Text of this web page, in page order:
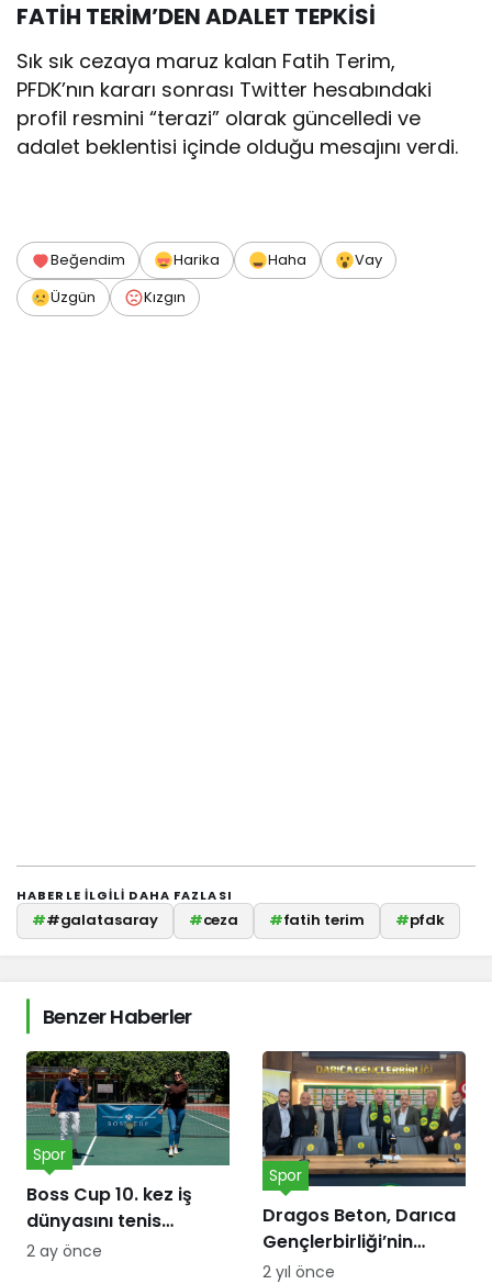
FATİH TERİM’DEN ADALET TEPKİSİ
Sık sık cezaya maruz kalan Fatih Terim,
PFDK’nın kararı sonrası Twitter hesabındaki
profil resmini “terazi” olarak güncelledi ve
adalet beklentisi içinde olduğu mesajını verdi.
Beğendim Harika Haha
Vay
Üzgün
Kızgın
HABERLE ILGILI DAHA FAZLASI
##galatasaray #ceza #fatih terim #pfdk
Benzer Haberler
Boss Cup 10. kez iş
dünyasını tenis
kortunda
Spor
2 ay önce
Dragos Beton, Darıca
Gençlerbirliği’nin
forma göğüs
Spor
2 yıl önce